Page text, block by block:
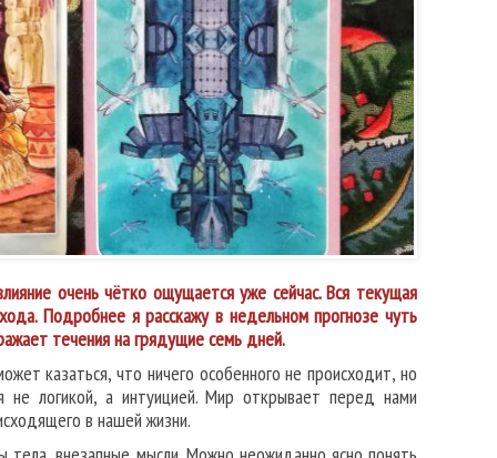
очень чётко ощущается уже сейчас. Вся текущая
Подробнее я расскажу в недельном прогнозе чуть
течения на грядущие семь дней.
казаться, что ничего особенного не происходит, но
логикой, а интуицией. Мир открывает перед нами
в нашей жизни.